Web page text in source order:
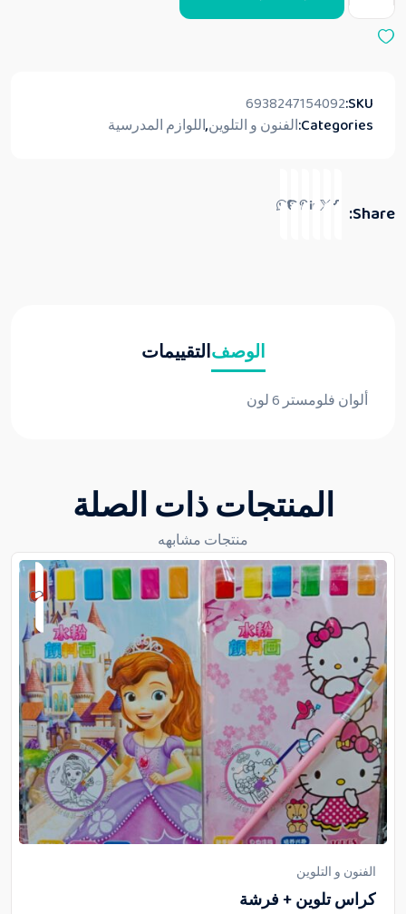
SKU:
6938247154092
Categories: الفنون و التلوين,اللوازم المدرسية
Share:
الوصفالتقييمات
ألوان فلومستر 6 لون
المنتجات ذات الصلة
منتجات مشابهه
الفنون و التلوين
كراس تلوين + فرشة